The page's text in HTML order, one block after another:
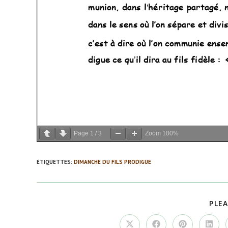
Page 1 / 3 Zoom 100%
ÉTIQUETTES: DIMANCHE DU FILS PRODIGUE